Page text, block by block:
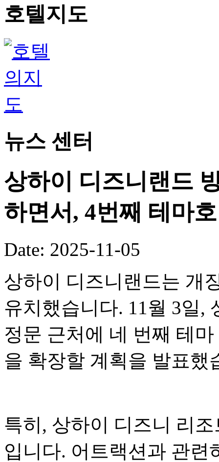
호텔지도
뉴스 센터
상하이 디즈니랜드
하면서, 4번째 테마
Date: 2025-11-05
상하이 디즈니랜드는 개
유치했습니다. 11월 3일,
정문 근처에 네 번째 테
을 확장할 계획을 발표했
특히, 상하이 디즈니 리
입니다. 어트랙션과 관련